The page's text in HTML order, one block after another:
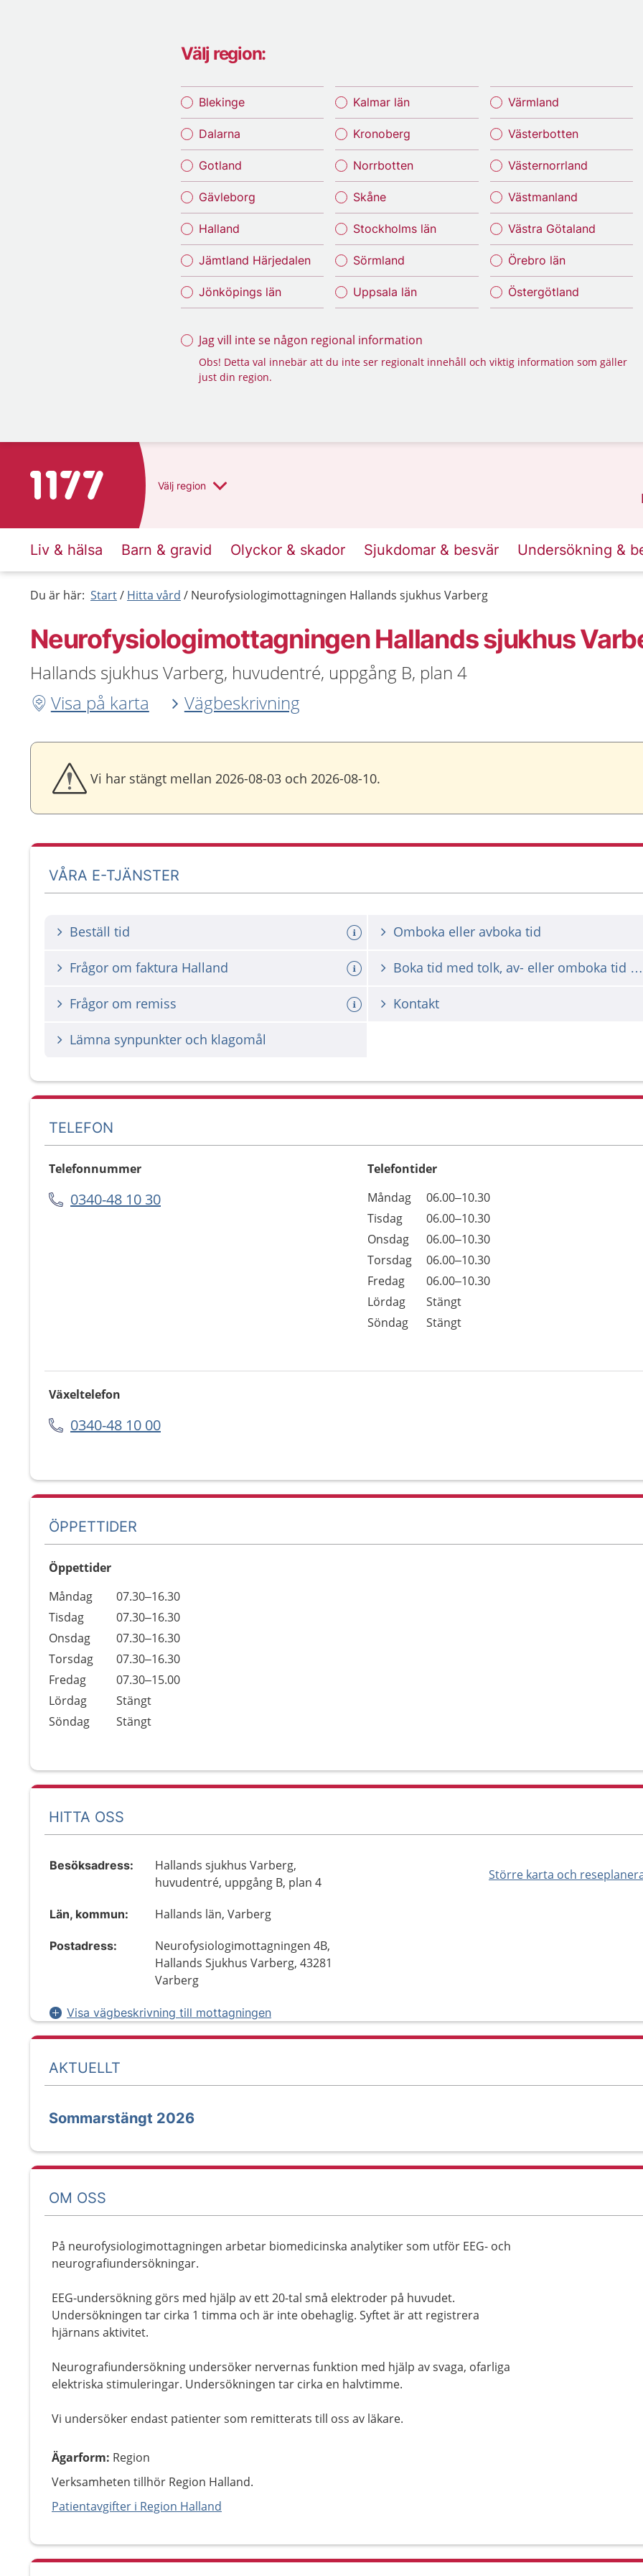
Välj region:
Blekinge
Dalarna
Gotland
Gävleborg
Halland
Jämtland Härjedalen
Jönköpings län
Kalmar län
Kronoberg
Norrbotten
Skåne
Stockholms län
Sörmland
Uppsala län
Värmland
Västerbotten
Västernorrland
Västmanland
Västra Götaland
Örebro län
Östergötland
Jag vill inte se någon regional information
Obs! Detta val innebär att du inte ser regionalt innehåll och viktig information som gäller
just din region.
Till startsidan för 1177 Välj region
Liv & hälsa Barn & gravid Olyckor & skador Sjukdomar & besvär Undersökning &
Du är här: Start Hitta vård Neurofysiologimottagningen Hallands sjukhus Varberg
Neurofysiologimottagningen Hallands sjukhus
Hallands sjukhus Varberg, huvudentré, uppgång B, plan 4
Visa på karta
Vägbeskrivning
Vi har stängt mellan 2026-08-03 och 2026-08-10.
VÅRA E-TJÄNSTER
Beställ tid Omboka eller avboka tid
Frågor om faktura Halland Boka tid med tolk, av- eller omboka tid med tolk
Frågor om remiss Kontakt
Lämna synpunkter och klagomål
TELEFON
Telefonnummer
0340-48 10 30
Telefontider
Dag
Öppettider
Kommentarer
Måndag
06.00–10.30
Tisdag
06.00–10.30
Onsdag
06.00–10.30
Torsdag
06.00–10.30
Fredag
06.00–10.30
Lördag
Stängt
Söndag
Stängt
Växeltelefon
0340-48 10 00
ÖPPETTIDER
Öppettider
Dag
Öppettider
Kommentarer
Måndag
07.30–16.30
Tisdag
07.30–16.30
Onsdag
07.30–16.30
Torsdag
07.30–16.30
Fredag
07.30–15.00
Lördag
Stängt
Söndag
Stängt
HITTA OSS
Större karta och
Besöksadress:
Hallands sjukhus Varberg,
huvudentré, uppgång B, plan 4
Län, kommun: Hallands län, Varberg
Postadress:
Neurofysiologimottagningen 4B,
Hallands Sjukhus Varberg, 43281
Varberg
Visa vägbeskrivning till mottagningen
AKTUELLT
Sommarstängt 2026
OM OSS
På neurofysiologimottagningen arbetar biomedicinska analytiker som utför EEG- och
neurografiundersökningar.
EEG-undersökning görs med hjälp av ett 20-tal små elektroder på huvudet.
Undersökningen tar cirka 1 timma och är inte obehaglig. Syftet är att registrera
hjärnans aktivitet.
Neurografiundersökning undersöker nervernas funktion med hjälp av svaga, ofarliga
elektriska stimuleringar. Undersökningen tar cirka en halvtimme.
Vi undersöker endast patienter som remitterats till oss av läkare.
Ägarform: Region
Verksamheten tillhör Region Halland.
Patientavgifter i Region Halland